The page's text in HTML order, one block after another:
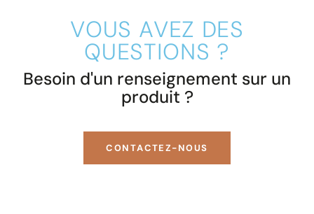
VOUS AVEZ DES
QUESTIONS ?
Besoin d'un renseignement sur un
produit ?
CONTACTEZ-NOUS